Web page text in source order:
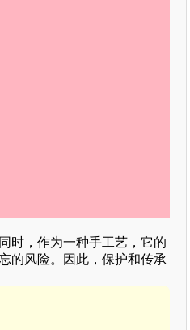
时，作为一种手工艺，它的
的风险。因此，保护和传承